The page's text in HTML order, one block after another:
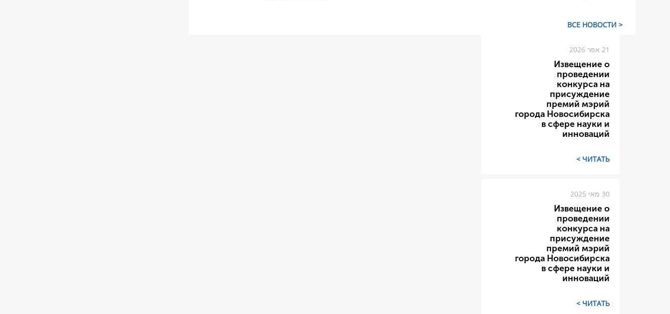
< ВСЕ НОВОСТИ
21 אפר 2026
Извещение о
проведении
конкурса на
присуждение
премий мэрий
города Новосибирска
в сфере науки и
инноваций
ЧИТАТЬ >
30 מאי 2025
Извещение о
проведении
конкурса на
присуждение
премий мэрий
города Новосибирска
в сфере науки и
инноваций
ЧИТАТЬ >